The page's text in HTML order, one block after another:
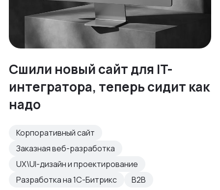
Сшили новый сайт для IT-
интегратора, теперь сидит как
надо
Корпоративный сайт
Заказная веб-разработка
UX\UI-дизайн и проектирование
Разработка на 1С-Битрикс
B2B